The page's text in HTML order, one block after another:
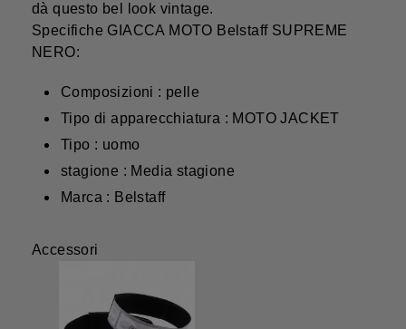
dà questo bel look vintage.
Specifiche GIACCA MOTO Belstaff SUPREME
NERO:
Composizioni : pelle
Tipo di apparecchiatura : MOTO JACKET
Tipo : uomo
stagione : Media stagione
Marca : Belstaff
Accessori